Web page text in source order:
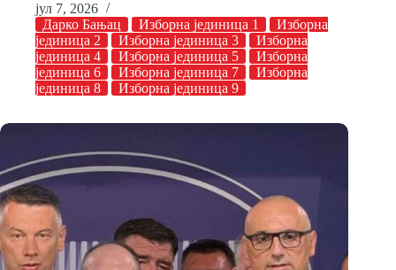
јул 7, 2026
Дарко Бањац
Изборна јединица 1
Изборна
јединица 2
Изборна јединица 3
Изборна
јединица 4
Изборна јединица 5
Изборна
јединица 6
Изборна јединица 7
Изборна
јединица 8
Изборна јединица 9